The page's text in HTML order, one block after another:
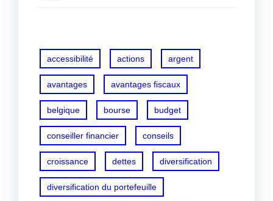
accessibilité actions argent
avantages avantages fiscaux
belgique bourse budget
conseiller financier conseils
croissance dettes diversification
diversification du portefeuille